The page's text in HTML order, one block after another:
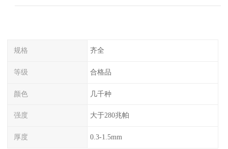
规格 齐全
等级 合格品
颜色 几千种
强度 大于280兆帕
厚度 0.3-1.5mm